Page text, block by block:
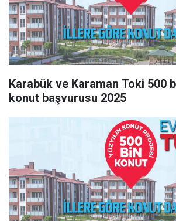
Karabük ve Karaman Toki 500
konut başvurusu 2025